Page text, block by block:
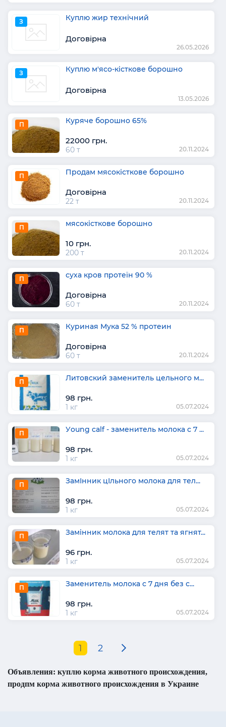
З Куплю жир технічний
Договірна
26.05.2026
З Куплю м'ясо-кісткове борошно
Договірна
13.05.2026
П Куряче борошно 65%
22000 грн.
60 т 20.11.2024
П Продам мясокісткове борошно
Договірна
22 т 20.11.2024
П мясокісткове борошно
10 грн.
200 т 20.11.2024
П суха кров протеїн 90 %
Договірна
60 т 20.11.2024
П Куриная Мука 52 % протеин
Договірна
60 т 20.11.2024
П Литовский заменитель цельного м...
98 грн.
1 кг 05.07.2024
П Уoung calf - заменитель молока с 7 ...
98 грн.
1 кг 05.07.2024
П ЗамІнник цІльного молока для тел...
98 грн.
1 кг 05.07.2024
П Замінник молока для телят та ягнят...
96 грн.
1 кг 05.07.2024
П Заменитель молока с 7 дня без с...
98 грн.
1 кг 05.07.2024
1 2
Объявления: куплю корма животного происхождения,
продпм корма животного происхождения в Украине